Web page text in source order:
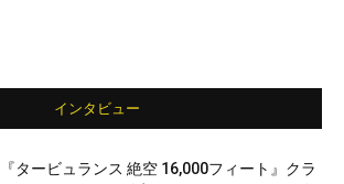
インタビュー
『タービュランス 絶空 16,000フィート』クラ